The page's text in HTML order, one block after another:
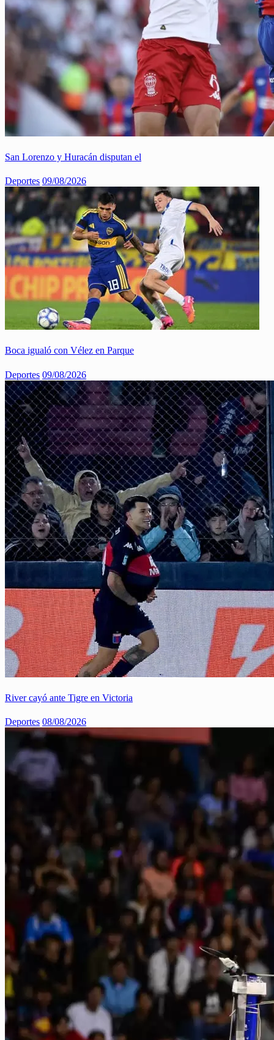
San Lorenzo y Huracán disputan el
Deportes 09/08/2026
Boca igualó con Vélez en Parque
Deportes 09/08/2026
River cayó ante Tigre en Victoria
Deportes 08/08/2026